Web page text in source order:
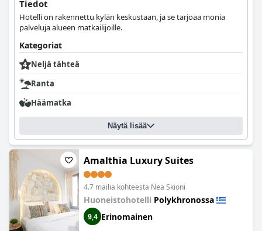
Tiedot
Hotelli on rakennettu kylän keskustaan, ja se tarjoaa monia
palveluja alueen matkailijoille.
Kategoriat
Neljä tähteä
Ranta
Häämatka
Näytä lisää
Amalthia Luxury Suites
4.7 mailia kohteesta Nea Skioni
Huoneistohotelli Polykhronossa
9,4 Erinomainen